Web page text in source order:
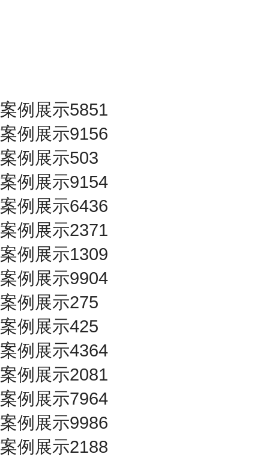
案例展示5851
案例展示9156
案例展示503
案例展示9154
案例展示6436
案例展示2371
案例展示1309
案例展示9904
案例展示275
案例展示425
案例展示4364
案例展示2081
案例展示7964
案例展示9986
案例展示2188